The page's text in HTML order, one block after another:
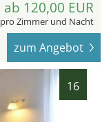
ab 120,00 EUR
pro Zimmer und Nacht
zum Angebot
16